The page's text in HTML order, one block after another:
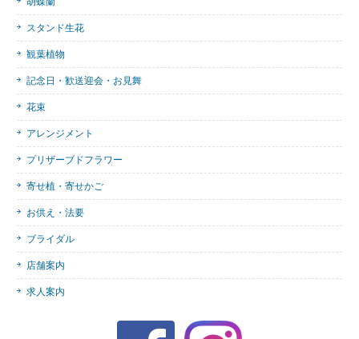
スタンド生花
観葉植物
記念日・歓送迎会・お見舞
花束
アレンジメント
プリザーブドフラワー
寄せ植・寄せかご
お供え・法要
ブライダル
店舗案内
求人案内